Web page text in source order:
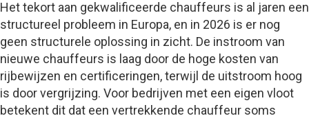
Het tekort aan gekwalificeerde chauffeurs is al jaren een
structureel probleem in Europa, en in 2026 is er nog
geen structurele oplossing in zicht. De instroom van
nieuwe chauffeurs is laag door de hoge kosten van
rijbewijzen en certificeringen, terwijl de uitstroom hoog
is door vergrijzing. Voor bedrijven met een eigen vloot
betekent dit dat een vertrekkende chauffeur soms